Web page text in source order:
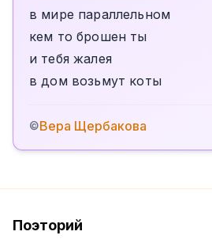
в мире параллельном
кем то брошен ты
и тебя жалея
в дом возьмут коты
©Вера Щербакова
Поэторий